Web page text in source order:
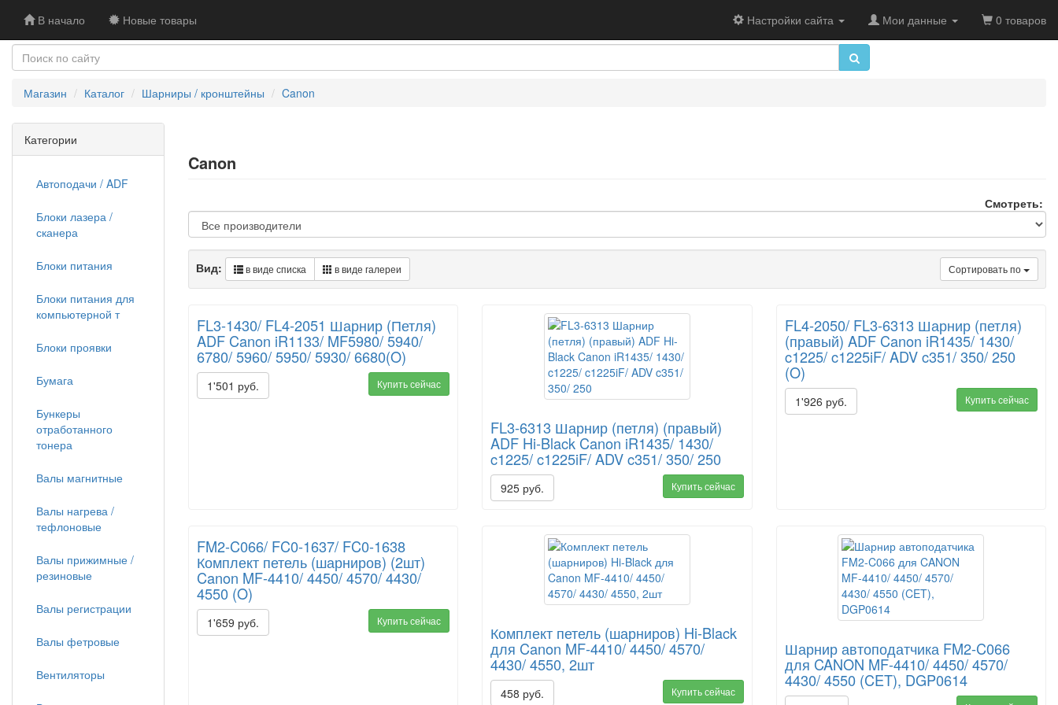
В начало Новые товары Настройки сайта Мои данные 0 товаров
Магазин Каталог Шарниры / кронштейны Canon
Canon
Смотреть:
Сортировать по
Вид: в виде списка в виде галереи
FL3-1430/ FL4-2051 Шарнир (Петля)
ADF Canon iR1133/ MF5980/ 5940/
6780/ 5960/ 5950/ 5930/ 6680(O)
1'501 руб. Купить сейчас
FL3-6313 Шарнир (петля) (правый)
ADF Hi-Black Canon iR1435/ 1430/
c1225/ c1225iF/ ADV c351/ 350/ 250
925 руб. Купить сейчас
FL4-2050/ FL3-6313 Шарнир (петля)
(правый) ADF Canon iR1435/ 1430/
c1225/ c1225iF/ ADV c351/ 350/ 250
(O)
1'926 руб. Купить сейчас
FM2-C066/ FC0-1637/ FC0-1638
Комплект петель (шарниров) (2шт)
Canon MF-4410/ 4450/ 4570/ 4430/
4550 (O)
1'659 руб. Купить сейчас
Комплект петель (шарниров) Hi-Black
для Canon MF-4410/ 4450/ 4570/
4430/ 4550, 2шт
458 руб. Купить сейчас
Шарнир автоподатчика FM2-C066
для CANON MF-4410/ 4450/ 4570/
4430/ 4550 (CET), DGP0614
Категории
Автоподачи / ADF
Блоки лазера /
сканера
Блоки питания
Блоки питания для
компьютерной т
Блоки проявки
Бумага
Бункеры
отработанного
тонера
Валы магнитные
Валы нагрева /
тефлоновые
Валы прижимные /
резиновые
Валы регистрации
Валы фетровые
Вентиляторы